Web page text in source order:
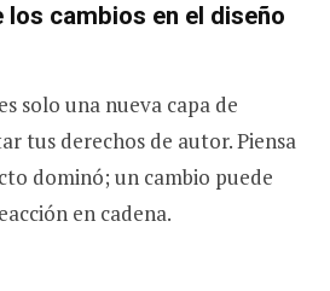
los cambios en el diseño
solo una nueva capa de
tus derechos de autor. Piensa
dominó; un cambio puede
en cadena.